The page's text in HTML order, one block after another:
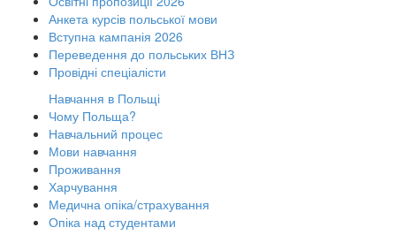
Анкета курсів польської мови
Вступна кампанія 2026
Переведення до польських ВНЗ
Провідні спеціалісти
Навчання в Польщі
Чому Польща?
Навчальний процес
Мови навчання
Проживання
Харчування
Медична опіка/страхування
Опіка над студентами